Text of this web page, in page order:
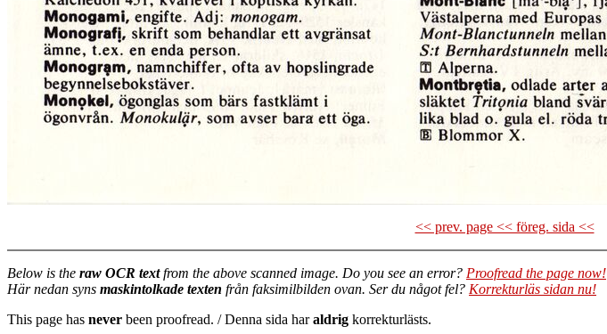
<< prev. page << föreg. sida <<
Below is the raw OCR textfrom the above scanned image. Do you see an error? Proofread the page now!
Här nedan syns maskintolkade texten från faksimilbilden ovan. Ser du något fel? Korrekturläs sidan nu!
This page has never been proofread. / Denna sida haraldrig korrekturlästs.